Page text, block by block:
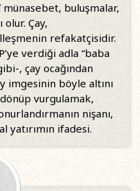
buluşmalar,
Çay,
refakatçisidir.
verdiği adla “baba
, çay ocağından
imgesinin böyle altını
vurgulamak,
nişanı,
yatırımın ifadesi.